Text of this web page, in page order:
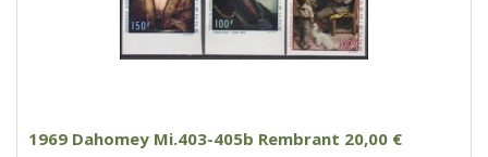
1969 Dahomey Mi.403-405b Rembrant 20,00 €